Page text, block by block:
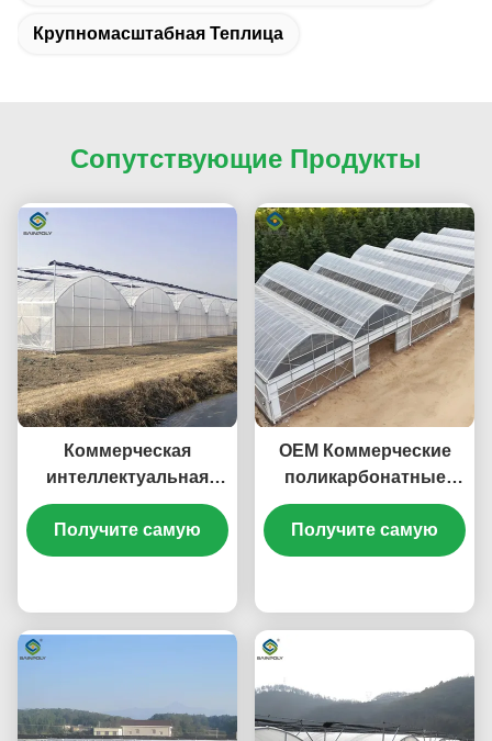
Крупномасштабная Теплица
Сопутствующие Продукты
Коммерческая
интеллектуальная
теплица
Получите самую
OEM Коммерческие
поликарбонатные
тепличные наборы
для сева тепличных
овощей
Получите самую